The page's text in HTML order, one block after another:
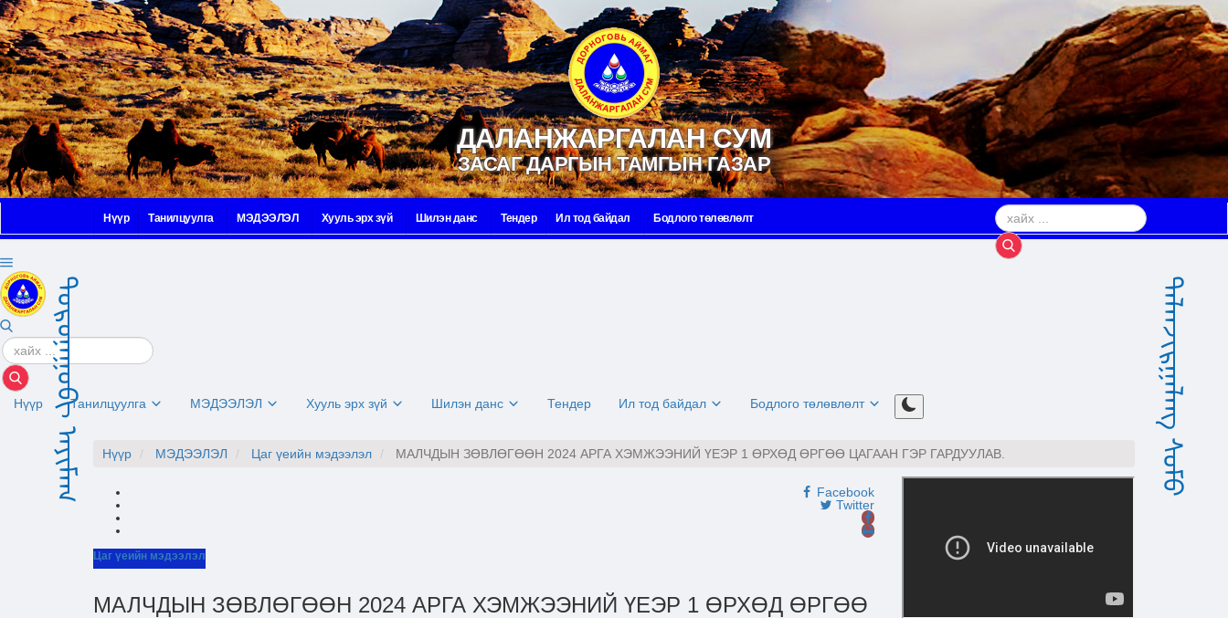
ДАЛАНЖАРГАЛАН СУМ
ЗАСАГ ДАРГЫН ТАМГЫН ГАЗАР
Дорноговь аймаг
2026 | 08 сарын 09 өдөр | 01:52
Нүүр Танилцуулга МЭДЭЭЛЭЛ Хууль эрх зүй Шилэн данс Тендер Ил тод байдал Бодлого төлөвлөлт
ᠳᠣᠷᠤᠨᠠᠭᠣᠪᠢ ᠠᠶᠢᠮᠠᠭ ᠳᠠᠯᠠᠨᠵᠢᠷᠭᠠᠯᠠᠩ ᠰᠤᠮᠤ
Нүүр Танилцуулга МЭДЭЭЛЭЛ Хууль эрх зүй Шилэн данс Тендер Ил тод байдал Бодлого төлөвлөлт
Нүүр МЭДЭЭЛЭЛ Цаг үеийн мэдээлэл МАЛЧДЫН ЗӨВЛӨГӨӨН 2024 АРГА ХЭМЖЭЭНИЙ ҮЕЭР 1 ӨРХӨД ӨРГӨӨ ЦАГААН ГЭР ГАРДУУЛАВ.
Facebook
Twitter
Цаг үеийн мэдээлэл
МАЛЧДЫН ЗӨВЛӨГӨӨН 2024 АРГА ХЭМЖЭЭНИЙ ҮЕЭР 1 ӨРХӨД ӨРГӨӨ